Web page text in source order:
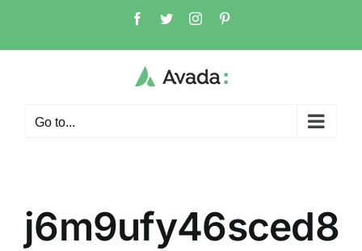
content
Facebook
TwitterInstagram
Go to...
j6m9ufy46sced8